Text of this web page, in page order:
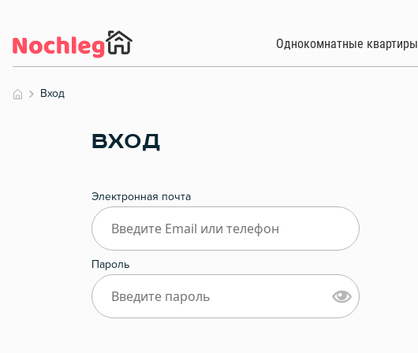
Однокомнатные квартиры
Вход
ВХОД
Электронная почта
Пароль